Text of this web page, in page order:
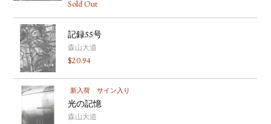
Sold Out
記録55号
森山大道
$20.94
新入荷 サイン入り
光の記憶
森山大道